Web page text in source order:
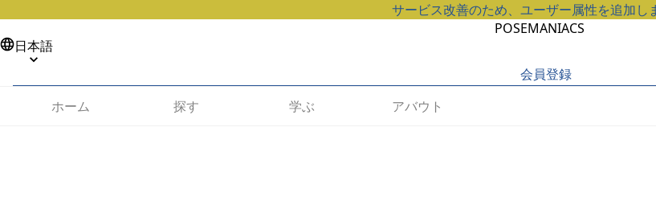
サービス改善のため、ユーザー属性を追加し
POSEMANIACS
日本語
会員登録
ホーム
探す 学ぶ アバウト